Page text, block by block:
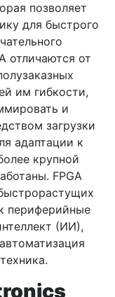
позволяет
для быстрого
отличаются от
им гибкости,
и
загрузки
адаптации к
крупной
FPGA
периферийные
(ИИ),